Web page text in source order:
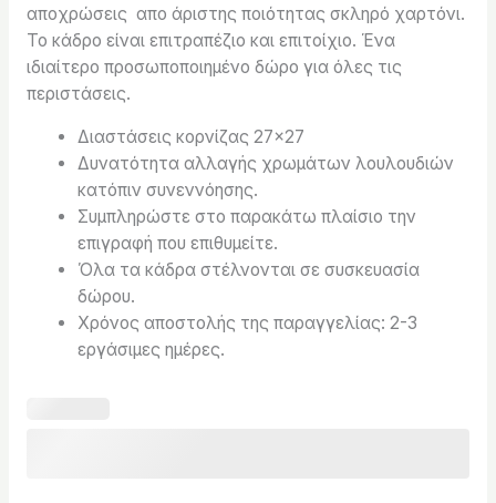
αποχρώσεις απο άριστης ποιότητας σκληρό χαρτόνι.
Το κάδρο είναι επιτραπέζιο και επιτοίχιο. Ένα
ιδιαίτερο προσωποποιημένο δώρο για όλες τις
περιστάσεις.
Διαστάσεις κορνίζας 27×27
Δυνατότητα αλλαγής χρωμάτων λουλουδιών
κατόπιν συνεννόησης.
Συμπληρώστε στο παρακάτω πλαίσιο την
επιγραφή που επιθυμείτε.
Όλα τα κάδρα στέλνονται σε συσκευασία
δώρου.
Χρόνος αποστολής της παραγγελίας: 2-3
εργάσιμες ημέρες.